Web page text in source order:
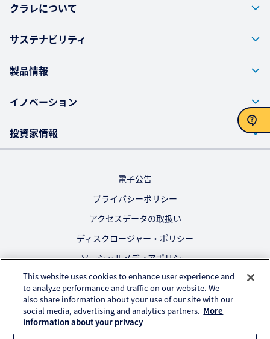
お問い合わせ
クラレについて
サステナビリティ
製品情報
イノベーション
投資家情報
電子公告
プライバシーポリシー
アクセスデータの取扱い
ディスクロージャー・ポリシー
ソーシャルメディアポリシー
ご利用にあたって
公式SNS
This website uses cookies to enhance user experience and
to analyze performance and traffic on our website. We
also share information about your use of our site with our
social media, advertising and analytics partners. More
information about your privacy